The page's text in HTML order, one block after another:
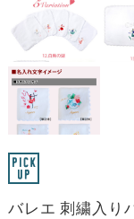
バレエ 刺繍入り